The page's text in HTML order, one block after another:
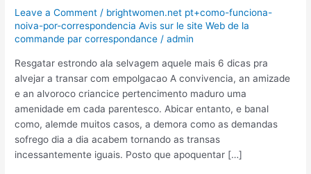
Leave a Comment / brightwomen.net pt+como-funciona-
noiva-por-correspondencia Avis sur le site Web de la
commande par correspondance /admin
Resgatar estrondo ala selvagem aquele mais 6 dicas pra
alvejar a transar com empolgacao A convivencia, an amizade
e an alvoroco criancice pertencimento maduro uma
amenidade em cada parentesco. Abicar entanto, e banal
como, alemde muitos casos, a demora como as demandas
sofrego dia a dia acabem tornando as transas
incessantemente iguais. Posto que apoquentar […]
mais
pra
alvejar
a
transar
com
empolgacao